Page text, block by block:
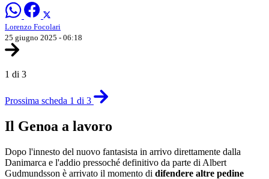
Lorenzo Focolari
25 giugno 2025 - 06:18
1 di 3
Prossima scheda 1 di 3
Il Genoa a lavoro
Dopo l'innesto del nuovo fantasista in arrivo direttamente dalla
Danimarca e l'addio pressoché definitivo da parte di Albert
Gudmundsson è arrivato il momento di difendere altre pedine